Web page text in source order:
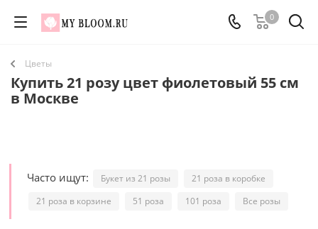
0
Цветы
Купить 21 розу цвет фиолетовый 55 см
в Москве
Часто ищут: Букет из 21 розы
21 роза в коробке
21 роза в корзине
51 роза 101 роза Все розы